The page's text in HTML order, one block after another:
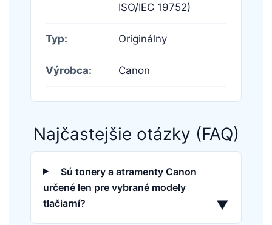
ISO/IEC 19752)
Typ: Originálny
Výrobca: Canon
Najčastejšie otázky (FAQ)
Sú tonery a atramenty Canon
určené len pre vybrané modely
tlačiarní?
▼